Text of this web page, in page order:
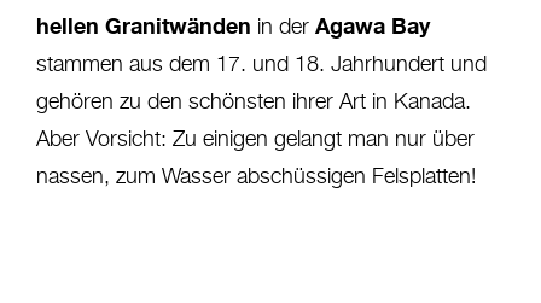
hellen Granitwänden in der Agawa Bay
stammen aus dem 17. und 18. Jahrhundert und
gehören zu den schönsten ihrer Art in Kanada.
Aber Vorsicht: Zu einigen gelangt man nur über
nassen, zum Wasser abschüssigen Felsplatten!